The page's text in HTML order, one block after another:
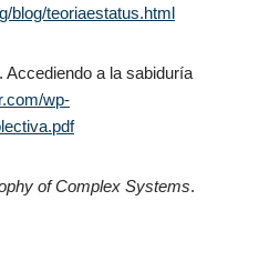
blog/teoriaestatus.html
a la sabiduría
wp-
of Complex Systems.